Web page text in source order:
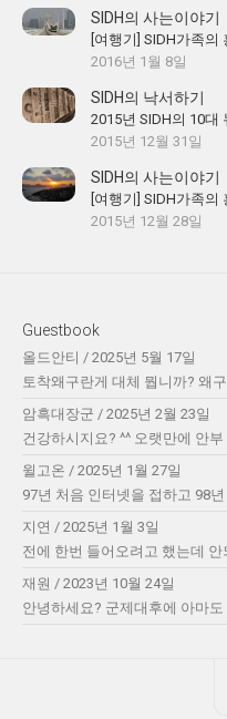
SIDH의 사는이야기
[여행기] SIDH가족
2016년 1월 8일
SIDH의 낙서하기
2015년 SIDH의 10대
2015년 12월 31일
SIDH의 사는이야기
[여행기] SIDH가족
2015년 12월 28일
Guestbook
올드안티 / 2025년 5월 17일
토착왜구란게 대체 뭡니까? 왜
암흑대장군 / 2025년 2월 23일
건강하시지요? ^^ 오랫만에 안
윌고온 / 2025년 1월 27일
97년 처음 인터넷을 접하고 98
지연 / 2025년 1월 3일
전에 한번 들어오려고 했는데
재원 / 2023년 10월 24일
안녕하세요? 군제대후에 아마